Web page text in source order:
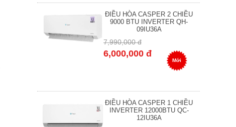
ĐIỀU HÒA CASPER 2 CHIỀU
9000 BTU INVERTER QH-
09IU36A
7,990,000 đ
6,000,000 đ
Mới
ĐIỀU HÒA CASPER 1 CHIỀU
INVERTER 12000BTU QC-
12IU36A